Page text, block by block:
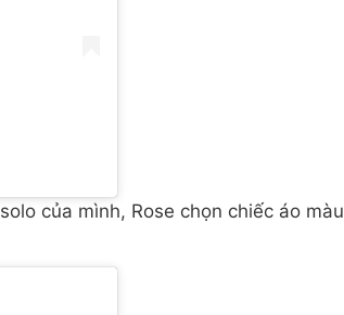
của mình, Rose chọn chiếc áo màu